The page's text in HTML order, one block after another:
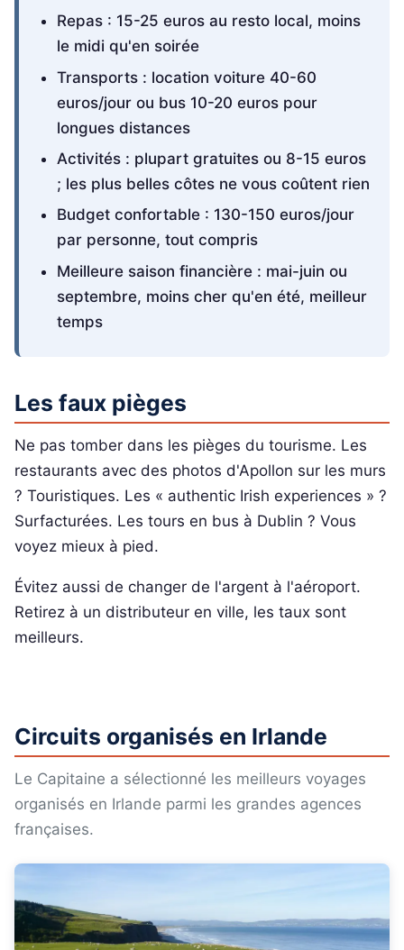
Repas : 15-25 euros au resto local, moins
le midi qu'en soirée
Transports : location voiture 40-60
euros/jour ou bus 10-20 euros pour
longues distances
Activités : plupart gratuites ou 8-15 euros
; les plus belles côtes ne vous coûtent rien
Budget confortable : 130-150 euros/jour
par personne, tout compris
Meilleure saison financière : mai-juin ou
septembre, moins cher qu'en été, meilleur
temps
Les faux pièges
Ne pas tomber dans les pièges du tourisme. Les
restaurants avec des photos d'Apollon sur les murs
? Touristiques. Les « authentic Irish experiences » ?
Surfacturées. Les tours en bus à Dublin ? Vous
voyez mieux à pied.
Évitez aussi de changer de l'argent à l'aéroport.
Retirez à un distributeur en ville, les taux sont
meilleurs.
Circuits organisés en Irlande
Le Capitaine a sélectionné les meilleurs voyages
organisés en Irlande parmi les grandes agences
françaises.